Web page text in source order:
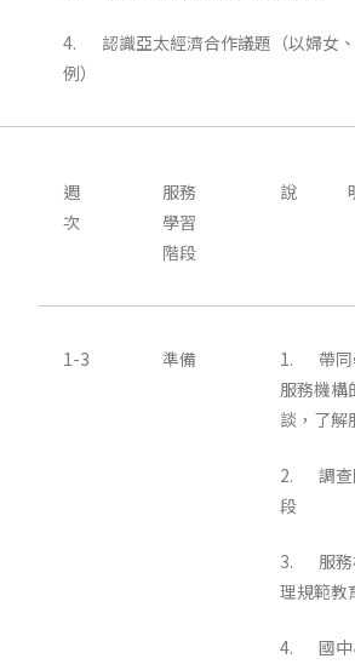
4. 認識亞太經濟合作議題（以婦女
例）
週
次
服務
學習
階段
說
1-3 準備
1. 帶同
服務機構
談，了解
2. 調查
段
3. 服務
理規範教
4. 國中